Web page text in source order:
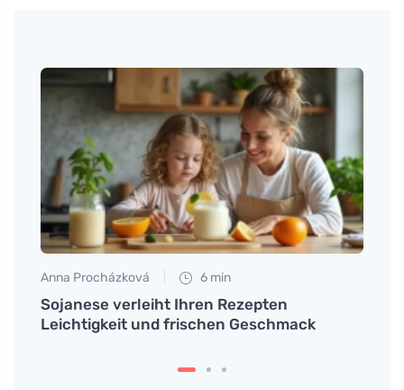
Anna Procházková 6 min
Sojanese verleiht Ihren Rezepten
Leichtigkeit und frischen Geschmack